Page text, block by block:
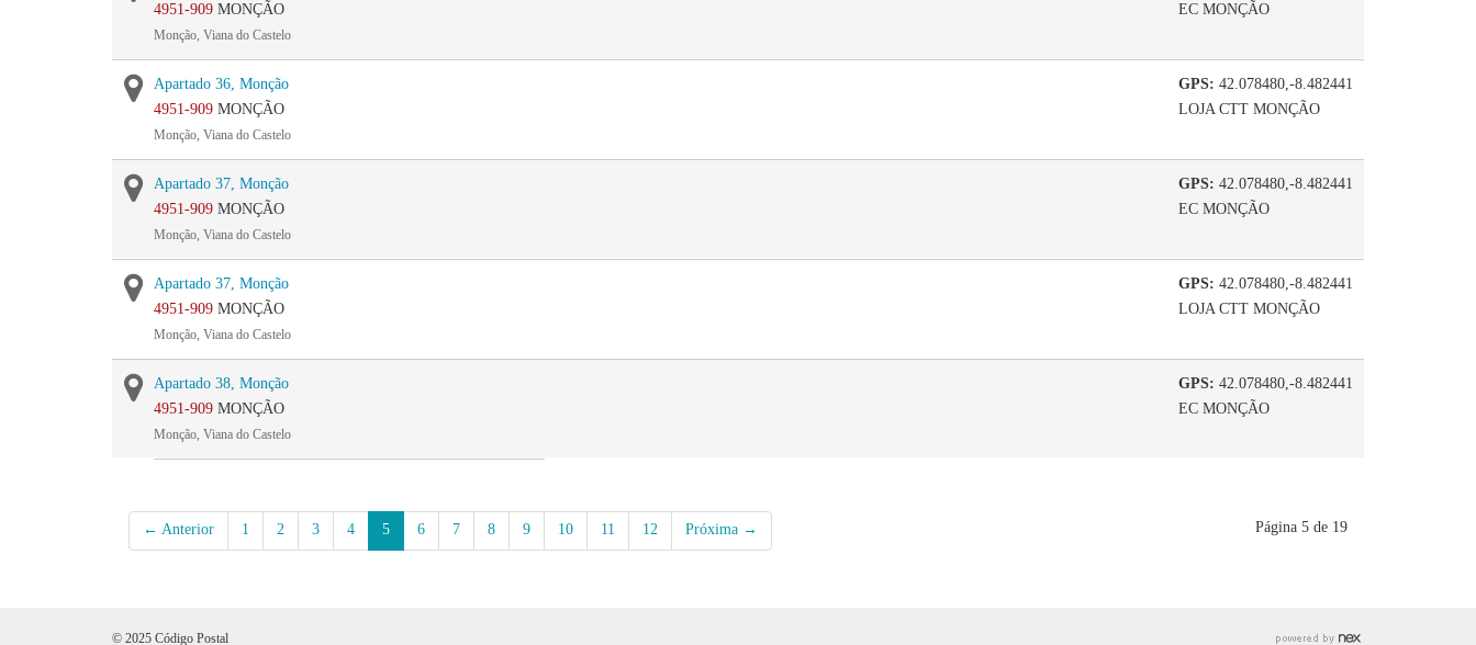
EC MONÇÃO
4951-909 MONÇÃO
Monção, Viana do Castelo
GPS: 42.078480,-8.482441
LOJA CTT MONÇÃO
Apartado 36, Monção
4951-909 MONÇÃO
Monção, Viana do Castelo
GPS: 42.078480,-8.482441
EC MONÇÃO
Apartado 37, Monção
4951-909 MONÇÃO
Monção, Viana do Castelo
GPS: 42.078480,-8.482441
LOJA CTT MONÇÃO
Apartado 37, Monção
4951-909 MONÇÃO
Monção, Viana do Castelo
GPS: 42.078480,-8.482441
EC MONÇÃO
Apartado 38, Monção
4951-909 MONÇÃO
Monção, Viana do Castelo
← Anterior 1 2 3 4 5 6 7 8 9 10 11 12 Próxima → Página 5 de 19
© 2025 Código Postal